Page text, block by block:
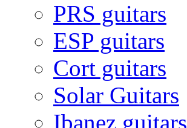
PRS guitars
ESP guitars
Cort guitars
Solar Guitars
Ibanez guitars